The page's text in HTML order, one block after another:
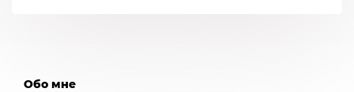
Обо мне